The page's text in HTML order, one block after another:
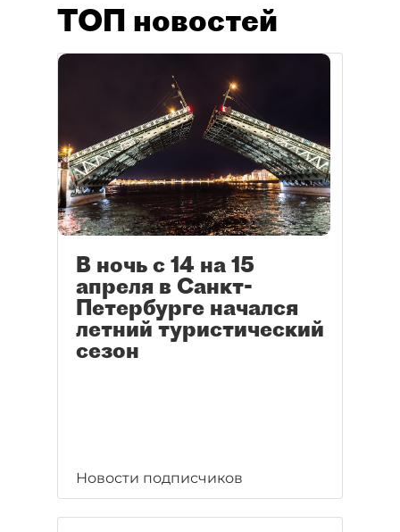
ТОП новостей
В ночь с 14 на 15
апреля в Санкт-
Петербурге начался
летний туристический
сезон
Новости подписчиков